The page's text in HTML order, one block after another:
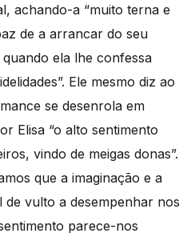
achando-a “muito terna e
de a arrancar do seu
quando ela lhe confessa
Ele mesmo diz ao
se desenrola em
Elisa “o alto sentimento
vindo de meigas donas”.
que a imaginação e a
de vulto a desempenhar nos
parece-nos